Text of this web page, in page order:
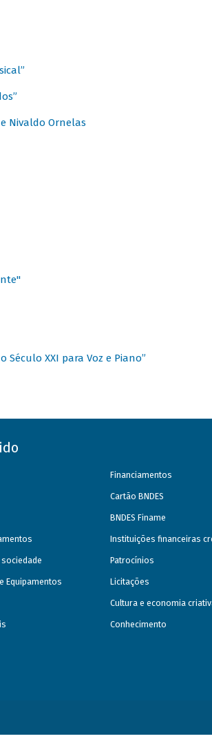
Nivaldo Ornelas
XXI para Voz e Piano”
Equipamentos
Financiamentos
Cartão BNDES
BNDES Finame
Instituições financeiras
Patrocínios
Licitações
Cultura e economia
Conhecimento